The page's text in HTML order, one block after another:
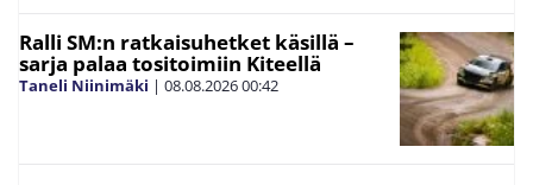
Ralli SM:n ratkaisuhetket käsillä –
sarja palaa tositoimiin Kiteellä
Taneli Niinimäki | 08.08.202600:42